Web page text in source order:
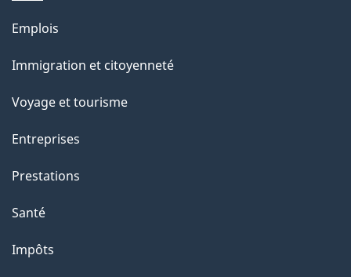
a
Thèmes
sujets
Emplois
Immigration et citoyenneté
Voyage et tourisme
Entreprises
Prestations
Santé
Impôts